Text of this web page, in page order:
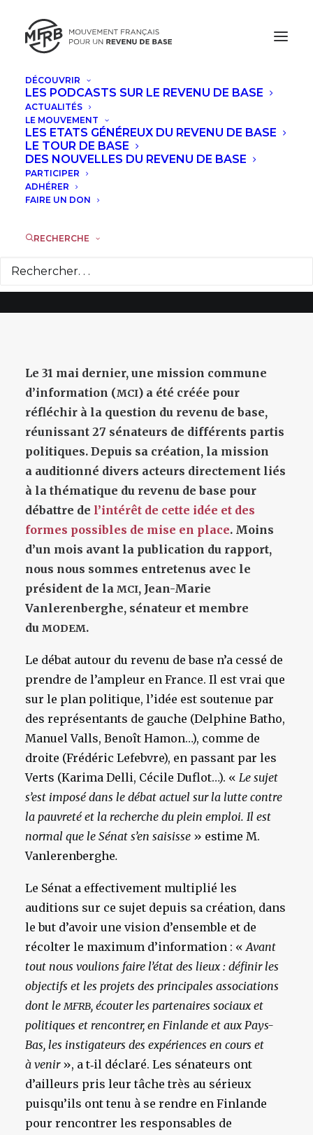
DÉCOUVRIR
LES PODCASTS SUR LE REVENU DE BASE
ACTUALITÉS
LE MOUVEMENT
LES ETATS GÉNÉREUX DU REVENU DE BASE
LE TOUR DE BASE
DES NOUVELLES DU REVENU DE BASE
PARTICIPER
ADHÉRER
FAIRE UN DON
RECHERCHE
Le Sénat s’empare
de la question du
revenu de base
28 SEPTEMBRE 2016
Le 31 mai dernier, une mission commune
d’information (MCI) a été créée pour
réfléchir à la question du revenu de base,
réunissant 27 sénateurs de différents partis
politiques. Depuis sa création, la mission
a auditionné divers acteurs directement liés
à la thématique du revenu de base pour
débattre de l’intérêt de cette idée et des
formes possibles de mise en place. Moins
d’un mois avant la publication du rapport,
nous nous sommes entretenus avec le
président de la MCI, Jean-Marie
Vanlerenberghe, sénateur et membre
du MODEM.
Le débat autour du revenu de base n’a cessé de
prendre de l’ampleur en France. Il est vrai que
sur le plan politique, l’idée est soutenue par
des représentants de gauche (Delphine Batho,
Manuel Valls, Benoît Hamon…), comme de
droite (Frédéric Lefebvre), en passant par les
Verts (Karima Delli, Cécile Duflot…). « Le sujet
s’est imposé dans le débat actuel sur la lutte contre
la pauvreté et la recherche du plein emploi. Il est
normal que le Sénat s’en saisisse » estime M.
Vanlerenberghe.
Le Sénat a effectivement multiplié les
auditions sur ce sujet depuis sa création, dans
le but d’avoir une vision d’ensemble et de
récolter le maximum d’information : «Avant
tout nous voulions faire l’état des lieux : définir les
objectifs et les projets des principales associations
dont leMFRB, écouter les partenaires sociaux et
politiques et rencontrer, en Finlande et aux Pays-
Bas, les instigateurs des expériences en cours et
à venir », a t‑il déclaré. Les sénateurs ont
d’ailleurs pris leur tâche très au sérieux
puisqu’ils ont tenu à se rendre en Finlande
pour rencontrer les responsables de